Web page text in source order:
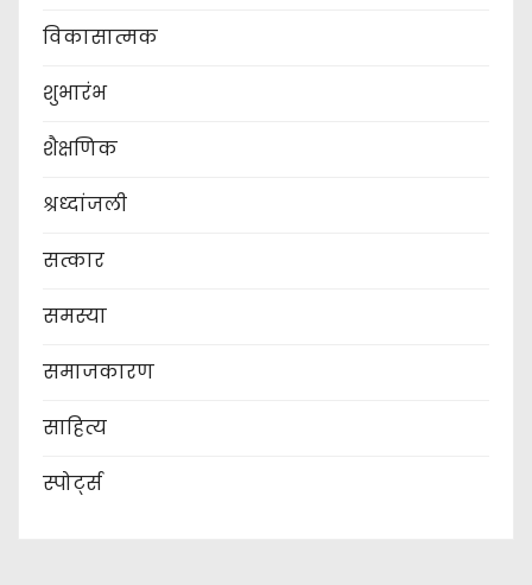
विकासात्मक
शुभारंभ
शैक्षणिक
श्रध्दांजली
सत्कार
समस्या
समाजकारण
साहित्य
स्पोर्ट्स